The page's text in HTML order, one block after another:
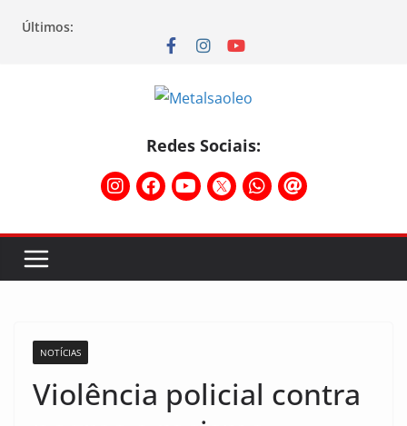
Últimos:
Redes Sociais:
NOTÍCIAS
Violência policial contra